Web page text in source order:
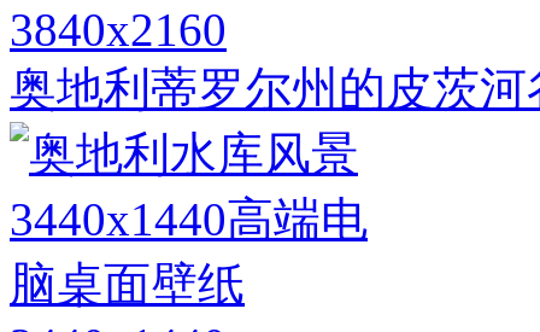
3840x2160
奥地利蒂罗尔州的皮茨